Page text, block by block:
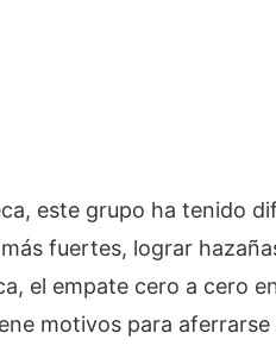
este grupo ha tenido
fuertes, lograr
el empate cero a cero
motivos para